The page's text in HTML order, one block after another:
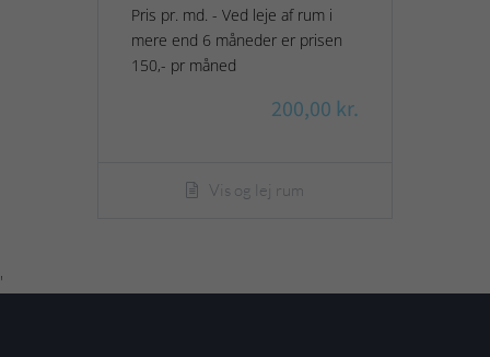
Pris pr. md. - Ved leje af rum i
mere end 6 måneder er prisen
150,- pr måned
200,00 kr.
Vis og lej rum
'